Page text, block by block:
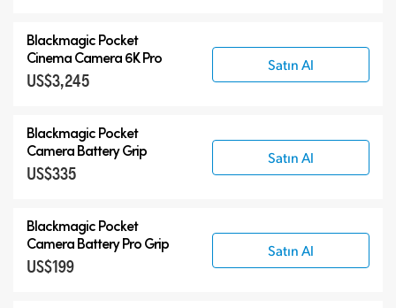
Blackmagic Pocket
Cinema Camera 6K Pro
US$3,245
Satın Al
Blackmagic Pocket
Camera Battery Grip
US$335
Satın Al
Blackmagic Pocket
Camera Battery Pro Grip
US$199
Satın Al